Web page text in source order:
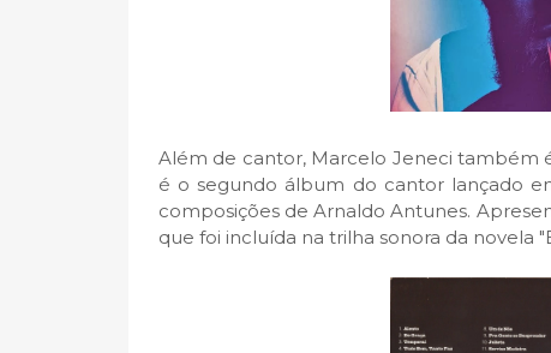
Além de cantor, Marcelo Jeneci também
é o segundo álbum do cantor lançado
composições de Arnaldo Antunes.
que foi incluída na trilha sonora da novela